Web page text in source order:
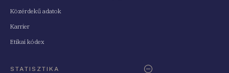
Közérdekű adatok
Karrier
Etikai kódex
STATISZTIKA